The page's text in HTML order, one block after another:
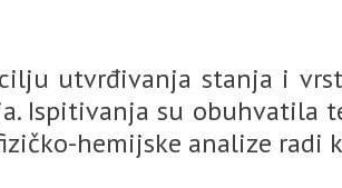
utvrđivanja stanja i
su obuhvatila
hemijske analize